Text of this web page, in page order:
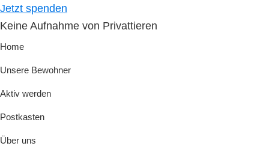
Skip
to
primary
Skip
to
main
Jetzt spenden
Keine Aufnahme von Privattieren
Home
Unsere Bewohner
Aktiv werden
Postkasten
Über uns